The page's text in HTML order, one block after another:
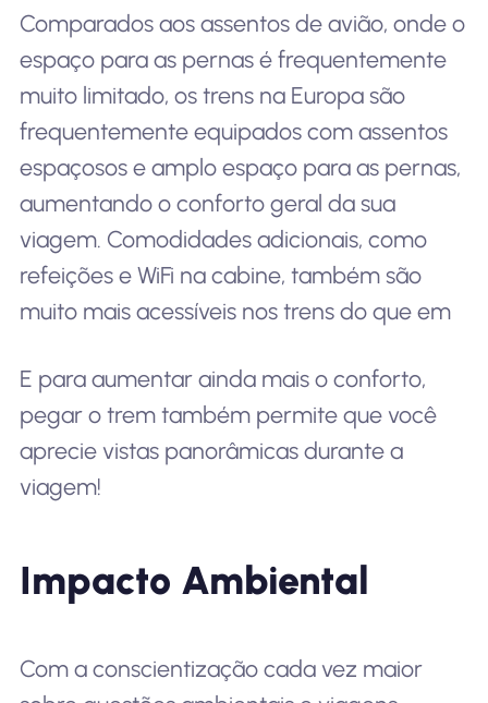
Comparados aos assentos de avião, onde o
espaço para as pernas é frequentemente
muito limitado, os trens na Europa são
frequentemente equipados com assentos
espaçosos e amplo espaço para as pernas,
aumentando o conforto geral da sua
viagem. Comodidades adicionais, como
refeições e WiFi na cabine, também são
muito mais acessíveis nos trens do que em
E para aumentar ainda mais o conforto,
pegar o trem também permite que você
aprecie vistas panorâmicas durante a
viagem!
Impacto Ambiental
Com a conscientização cada vez maior